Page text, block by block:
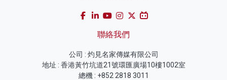
聯絡我們
公司 : 灼見名家傳媒有限公司
地址 : 香港黃竹坑道21號環匯廣場10樓1002室
總機 : +852 2818 3011